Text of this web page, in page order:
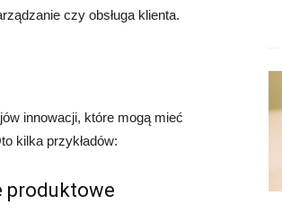
czy obsługa klienta.
innowacji, które mogą mieć
kilka przykładów:
produktowe